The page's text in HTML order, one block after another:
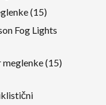
izdelki
1515
izdelki
Fog Lights
meglenke 1515